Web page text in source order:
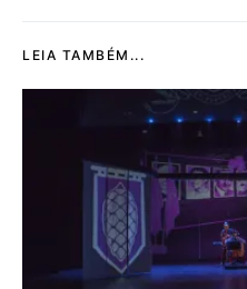
LEIA TAMBÉM...